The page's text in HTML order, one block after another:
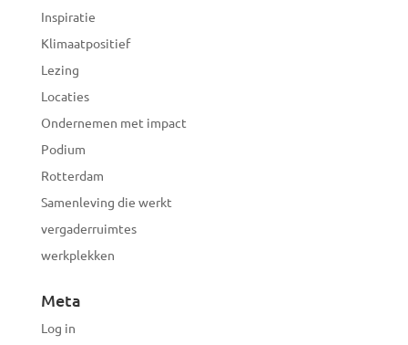
Inspiratie
Klimaatpositief
Lezing
Locaties
Ondernemen met impact
Podium
Rotterdam
Samenleving die werkt
vergaderruimtes
werkplekken
Meta
Log in